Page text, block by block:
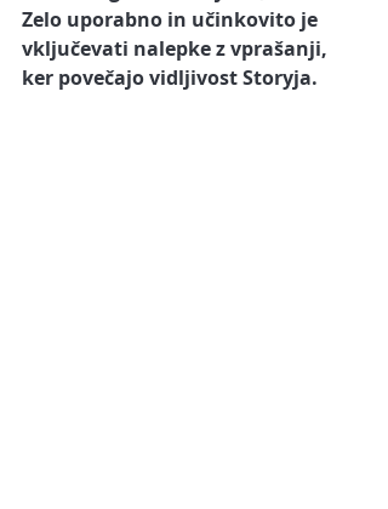
Zelo uporabno in učinkovito je
vključevati nalepke z vprašanji,
ker povečajo vidljivost Storyja.